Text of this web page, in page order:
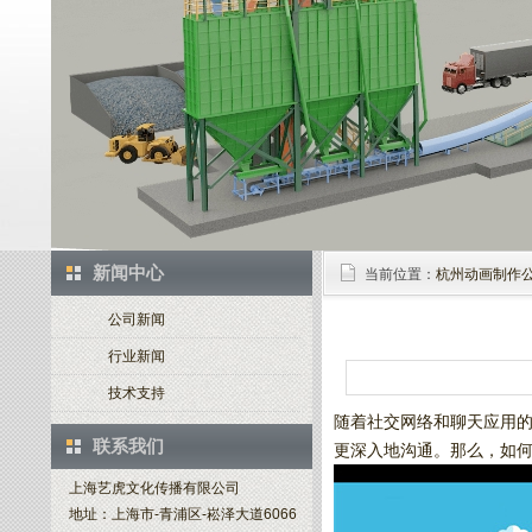
新闻中心
公司新闻
行业新闻
技术支持
联系我们
上海艺虎文化传播有限公司
地址：上海市-青浦区-崧泽大道6066
当前位置： 杭州动画制作
随着社交网络和聊天应用
更深入地沟通。那么，如